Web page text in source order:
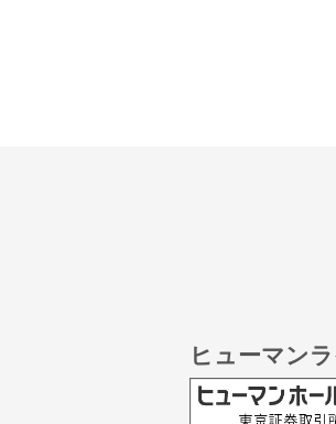
ヒューマン